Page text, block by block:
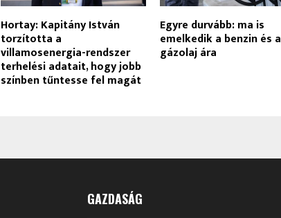
Hortay: Kapitány István
torzította a
villamosenergia-rendszer
terhelési adatait, hogy jobb
színben tűntesse fel magát
Egyre durvább: ma is
emelkedik a benzin és a
gázolaj ára
GAZDASÁG